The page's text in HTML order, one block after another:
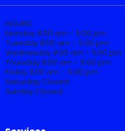
HOURS:
Monday 8:00 am - 5:00 pm
Tuesday 8:00 am - 5:00 pm
Wednesday 8:00 am - 5:00 pm
Thursday 8:00 am - 5:00 pm
Friday 8:00 am - 5:00 pm
Saturday Closed
Sunday Closed